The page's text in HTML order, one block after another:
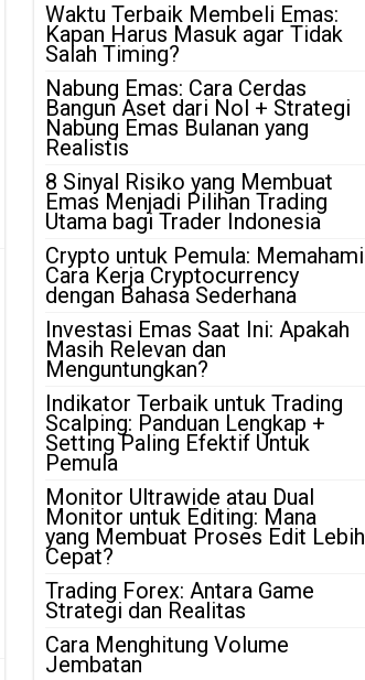
Waktu Terbaik Membeli Emas:
Kapan Harus Masuk agar Tidak
Salah Timing?
Nabung Emas: Cara Cerdas
Bangun Aset dari Nol + Strategi
Nabung Emas Bulanan yang
Realistis
8 Sinyal Risiko yang Membuat
Emas Menjadi Pilihan Trading
Utama bagi Trader Indonesia
Crypto untuk Pemula: Memahami
Cara Kerja Cryptocurrency
dengan Bahasa Sederhana
Investasi Emas Saat Ini: Apakah
Masih Relevan dan
Menguntungkan?
Indikator Terbaik untuk Trading
Scalping: Panduan Lengkap +
Setting Paling Efektif Untuk
Pemula
Monitor Ultrawide atau Dual
Monitor untuk Editing: Mana
yang Membuat Proses Edit Lebih
Cepat?
Trading Forex: Antara Game
Strategi dan Realitas
Cara Menghitung Volume
Jembatan